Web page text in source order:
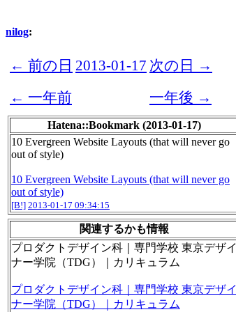
nilog:
← 前の日 2013-01-17 次の日 →
← 一年前
一年後 →
Hatena::Bookmark (2013-01-17)
10 Evergreen Website Layouts (that will never go
out of style)
10 Evergreen Website Layouts (that will never go
out of style)
[B!] 2013-01-17 09:34:15
関連するかも情報
プロダクトデザイン科｜専門学校 東京デザイ
ナー学院（TDG）｜カリキュラム
プロダクトデザイン科｜専門学校 東京デザイ
ナー学院（TDG）｜カリキュラム